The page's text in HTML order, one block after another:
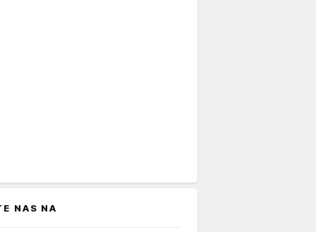
NAS NA